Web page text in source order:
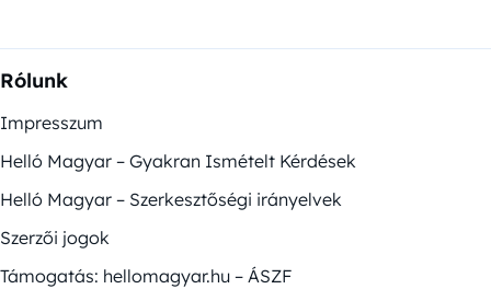
Rólunk
Impresszum
Helló Magyar – Gyakran Ismételt Kérdések
Helló Magyar – Szerkesztőségi irányelvek
Szerzői jogok
Támogatás: hellomagyar.hu – ÁSZF